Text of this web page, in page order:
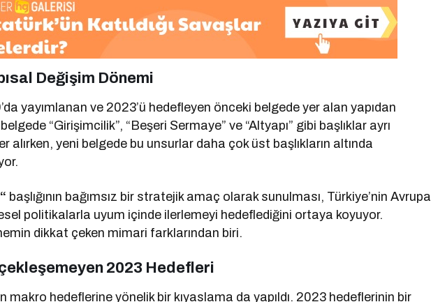
Değişim Dönemi
yayımlanan ve 2023’ü hedefleyen önceki belgede yer alan yapıdan
“Girişimcilik”, “Beşeri Sermaye” ve “Altyapı” gibi başlıklar ayrı
yeni belgede bu unsurlar daha çok üst başlıkların altında
başlığının bağımsız bir stratejik amaç olarak sunulması, Türkiye’nin Avrupa
politikalarla uyum içinde ilerlemeyi hedeflediğini ortaya koyuyor.
dikkat çeken mimari farklarından biri.
2023 Hedefleri
hedeflerine yönelik bir kıyaslama da yapıldı. 2023 hedeflerinin bir